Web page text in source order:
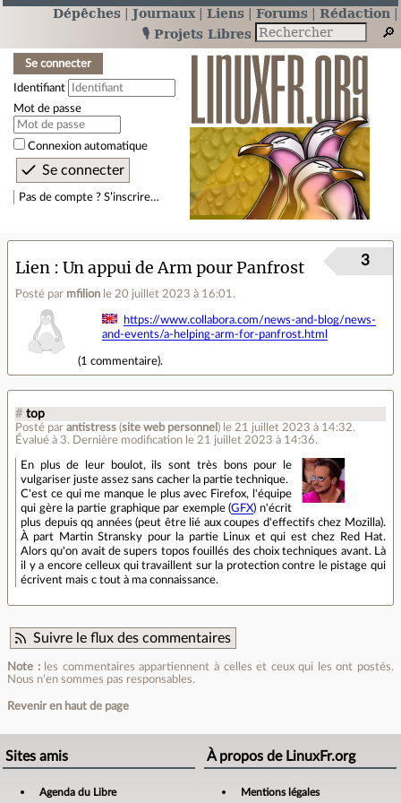
Dépêches Journaux Liens Forums
Rédaction
🎙️ Projets Libres
Se connecter
Identifiant
Mot de passe
Connexion automatique
Pas de compte ? S’inscrire…
Lien Un appui de Arm pour Panfrost
Posté par mfilion le 20 juillet 2023 à 16:01 .
3
https://www.collabora.com/news-and-blog/news-
and-events/a-helping-arm-for-panfrost.html
(1 commentaire).
# top
Posté par antistress (site web personnel ) le 21 juillet 2023 à 14:32.
Évalué à 3. Dernière modification le 21 juillet 2023 à 14:36.
En plus de leur boulot, ils sont très bons pour le
vulgariser juste assez sans cacher la partie technique.
C'est ce qui me manque le plus avec Firefox, l'équipe
qui gère la partie graphique par exemple (GFX) n'écrit
plus depuis qq années (peut être lié aux coupes d'effectifs chez Mozilla).
À part Martin Stransky pour la partie Linux et qui est chez Red Hat.
Alors qu'on avait de supers topos fouillés des choix techniques avant. Là
il y a encore celleux qui travaillent sur la protection contre le pistage qui
écrivent mais c tout à ma connaissance.
Suivre le flux des commentaires
Note :les commentaires appartiennent à celles et ceux qui les ont postés.
Nous n’en sommes pas responsables.
Revenir en haut de page
Sites amis
Agenda du Libre
À propos de LinuxFr.org
Mentions légales